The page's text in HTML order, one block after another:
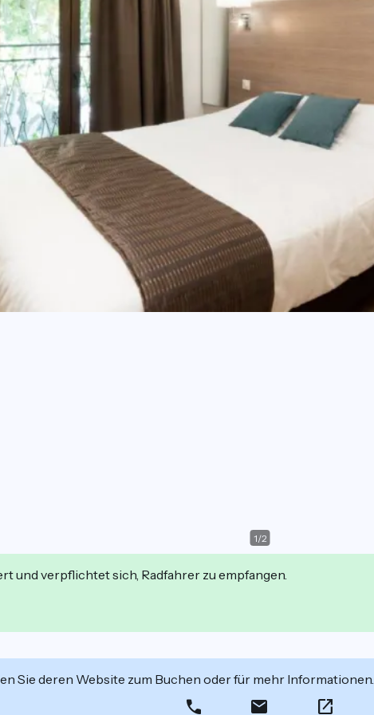
1/2
und verpflichtet sich, Radfahrer zu empfangen.
Sie deren Website zum Buchen oder für mehr Informationen.